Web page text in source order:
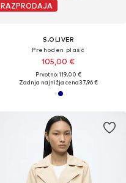
RAZPRODAJA
S.OLIVER
Prehoden plašč
105,00 €
Prvotno: 119,00 €
Zadnja najnižja cena37,96 €